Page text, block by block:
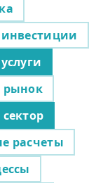
рынок
расчеты